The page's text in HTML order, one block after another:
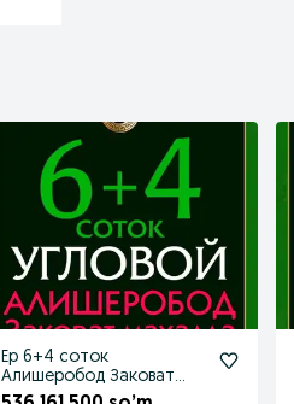
Ер 6+4 соток
Алишеробод Заковат
махалла